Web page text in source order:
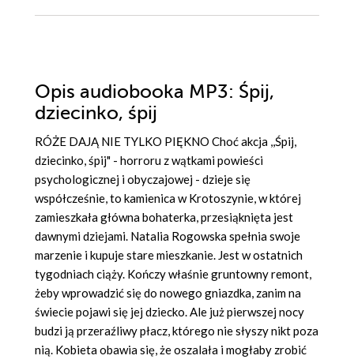
Opis audiobooka MP3: Śpij,
dziecinko, śpij
RÓŻE DAJĄ NIE TYLKO PIĘKNO Choć akcja ,,Śpij,
dziecinko, śpij" - horroru z wątkami powieści
psychologicznej i obyczajowej - dzieje się
współcześnie, to kamienica w Krotoszynie, w której
zamieszkała główna bohaterka, przesiąknięta jest
dawnymi dziejami. Natalia Rogowska spełnia swoje
marzenie i kupuje stare mieszkanie. Jest w ostatnich
tygodniach ciąży. Kończy właśnie gruntowny remont,
żeby wprowadzić się do nowego gniazdka, zanim na
świecie pojawi się jej dziecko. Ale już pierwszej nocy
budzi ją przeraźliwy płacz, którego nie słyszy nikt poza
nią. Kobieta obawia się, że oszalała i mogłaby zrobić